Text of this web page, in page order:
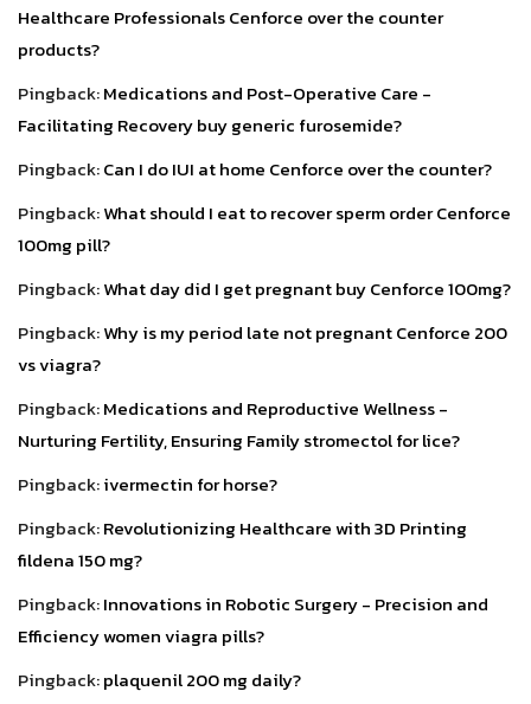
Healthcare Professionals Cenforce over the counter
products?
Pingback:Medications and Post-Operative Care -
Facilitating Recovery buy generic furosemide?
Pingback:Can I do IUI at home Cenforce over the counter?
Pingback:What should I eat to recover sperm order Cenforce
100mg pill?
Pingback:What day did I get pregnant buy Cenforce 100mg?
Pingback:Why is my period late not pregnant Cenforce 200
vs viagra?
Pingback:Medications and Reproductive Wellness -
Nurturing Fertility, Ensuring Family stromectol for lice?
Pingback:ivermectin for horse?
Pingback:Revolutionizing Healthcare with 3D Printing
fildena 150 mg?
Pingback:Innovations in Robotic Surgery - Precision and
Efficiency women viagra pills?
Pingback:plaquenil 200 mg daily?